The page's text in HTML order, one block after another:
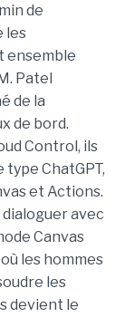
de
les
ensemble
Patel
de la
de bord.
Control, ils
ChatGPT,
et Actions.
avec
Canvas
les hommes
les
devient le